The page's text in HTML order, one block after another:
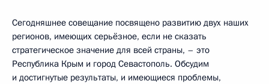
Сегодняшнее совещание посвящено развитию двух наших
регионов, имеющих серьёзное, если не сказать
стратегическое значение для всей страны, – это
Республика Крым и город Севастополь. Обсудим
и достигнутые результаты, и имеющиеся проблемы,